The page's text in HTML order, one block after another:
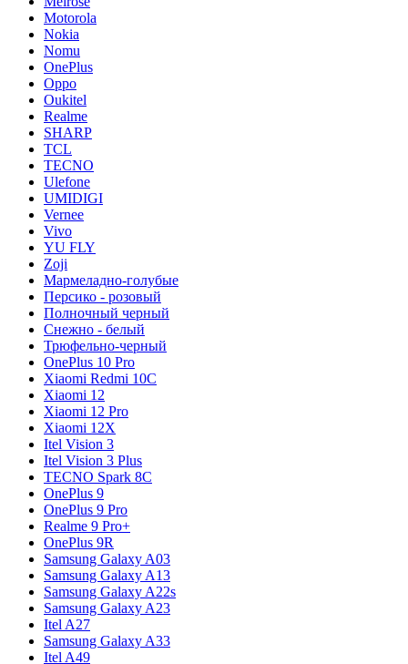
Motorola
Nokia
Nomu
OnePlus
Oppo
Oukitel
Realme
SHARP
TCL
TECNO
Ulefone
UMIDIGI
Vernee
Vivo
YU FLY
Zoji
Мармеладно-голубые
Персико - розовый
Полночный черный
Снежно - белый
Трюфельно-черный
OnePlus 10 Pro
Xiaomi Redmi 10C
Xiaomi 12
Xiaomi 12 Pro
Xiaomi 12X
Itel Vision 3
Itel Vision 3 Plus
TECNO Spark 8C
OnePlus 9
OnePlus 9 Pro
Realme 9 Pro+
OnePlus 9R
Samsung Galaxy A03
Samsung Galaxy A13
Samsung Galaxy A22s
Samsung Galaxy A23
Itel A27
Samsung Galaxy A33
Itel A49